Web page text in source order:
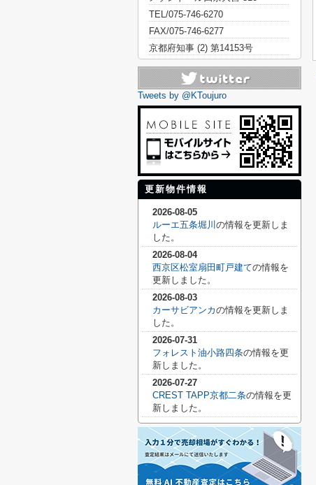
TEL/075-746-6270
FAX/075-746-6277
京都府知事 (2) 第14153号
Tweets by @KToujuro
更新物件情報
2026-08-05
ルーエ五条堀川 の情報を更新しま
した。
2026-08-04
西京区松室扇田町戸建ての情報を
更新しました。
2026-08-03
カーサビアンカの情報を更新しま
した。
2026-07-31
フォレスト油小路四条の情報を更
新しました。
2026-07-27
CREST TAPP京都二条の情報を更
新しました。